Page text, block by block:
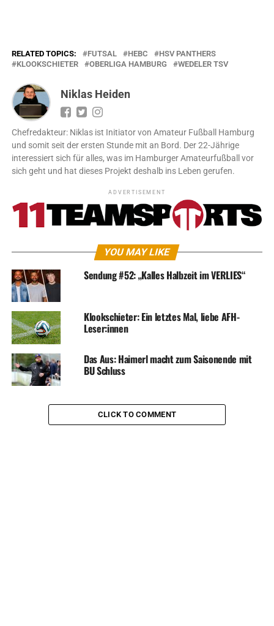
RELATED TOPICS: FUTSAL HEBC
HSV PANTHERS
KLOOKSCHIETER
OBERLIGA HAMBURG WEDELER TSV
Niklas Heiden
Chefredakteur: Niklas ist Initiator von Amateur Fußball Hamburg
und somit seit der ersten Stunde mit an Bord. Der 22-Jährige
interessiert sich für alles, was im Hamburger Amateurfußball vor
sich geht und hat dieses Projekt deshalb ins Leben gerufen.
ADVERTISEMENT
YOU MAY LIKE
Sendung #52: „Kalles Halbzeit im VERLIES“
Klookschieter: Ein letztes Mal, liebe AFH-
Leser:innen
Das Aus: Haimerl macht zum Saisonende mit
BU Schluss
CLICK TO COMMENT